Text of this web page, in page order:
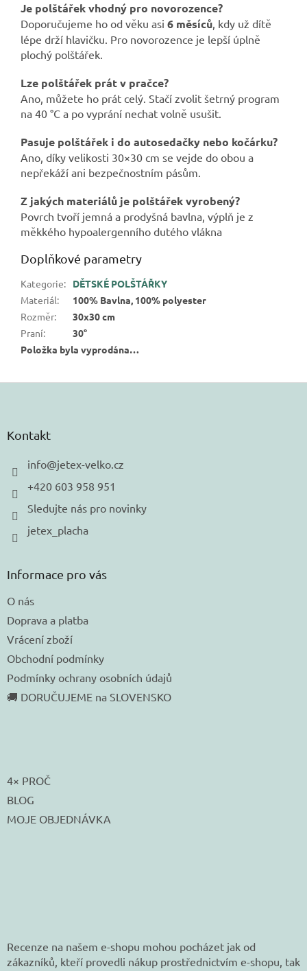
Je polštářek vhodný pro novorozence?
Doporučujeme ho od věku asi 6 měsíců, kdy už dítě
lépe drží hlavičku. Pro novorozence je lepší úplně
plochý polštářek.
Lze polštářek prát v pračce?
Ano, můžete ho prát celý. Stačí zvolit šetrný program
na 40 °C a po vyprání nechat volně usušit.
Pasuje polštářek i do autosedačky nebo kočárku?
Ano, díky velikosti 30×30 cm se vejde do obou a
nepřekáží ani bezpečnostním pásům.
Z jakých materiálů je polštářek vyrobený?
Povrch tvoří jemná a prodyšná bavlna, výplň je z
měkkého hypoalergenního dutého vlákna
Doplňkové parametry
Kategorie:
DĚTSKÉ POLŠTÁŘKY
Materiál:
100% Bavlna, 100% polyester
Rozměr:
30x30 cm
Praní:
30°
Položka byla vyprodána…
Kontakt
info@jetex-velko.cz
+420 603 958 951
Sledujte nás pro novinky
jetex_placha
Informace pro vás
O nás
Doprava a platba
Vrácení zboží
Obchodní podmínky
Podmínky ochrany osobních údajů
🚚 DORUČUJEME na SLOVENSKO
4× PROČ
BLOG
MOJE OBJEDNÁVKA
Recenze na našem e-shopu mohou pocházet jak od
zákazníků, kteří provedli nákup prostřednictvím e-shopu, tak